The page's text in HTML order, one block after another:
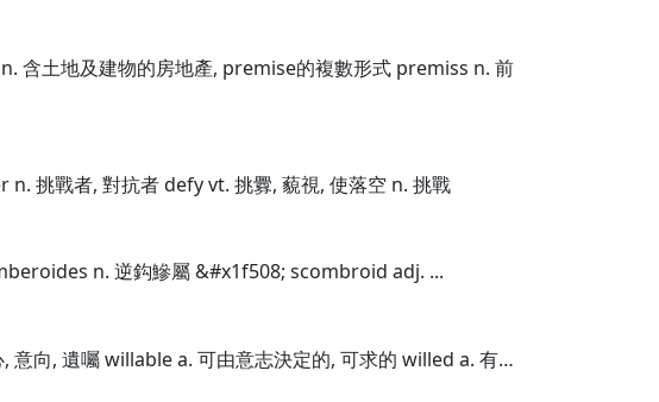
含土地及建物的房地產, premise的複數形式 premiss n. 前
挑戰者, 對抗者 defy vt. 挑釁, 藐視, 使落空 n. 挑戰
n. 逆鈎鰺屬 &#x1f508; scombroid adj. ...
意向, 遺囑 willable a. 可由意志決定的, 可求的 willed a. 有…